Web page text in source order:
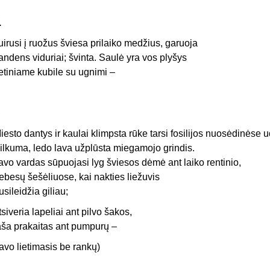
į ruožus šviesa prilaiko medžius, garuoja
viduriai; švinta. Saulė yra vos plyšys
kubile su ugnimi –
dantys ir kaulai klimpsta rūke tarsi fosilijos nuosėdinėse
ledo lava užplūsta miegamojo grindis.
vardas sūpuojasi lyg šviesos dėmė ant laiko rentinio,
šešėliuose, kai nakties liežuvis
giliau;
lapeliai ant pilvo šakos,
prakaitas ant pumpurų –
lietimasis be rankų)